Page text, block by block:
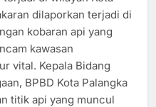
dilaporkan terjadi di
kobaran api yang
kawasan
vital. Kepala Bidang
BPBD Kota Palangka
titik api yang muncul